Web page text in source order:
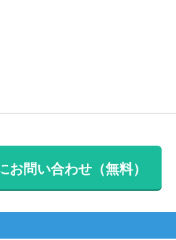
お問い合わせ（無料）